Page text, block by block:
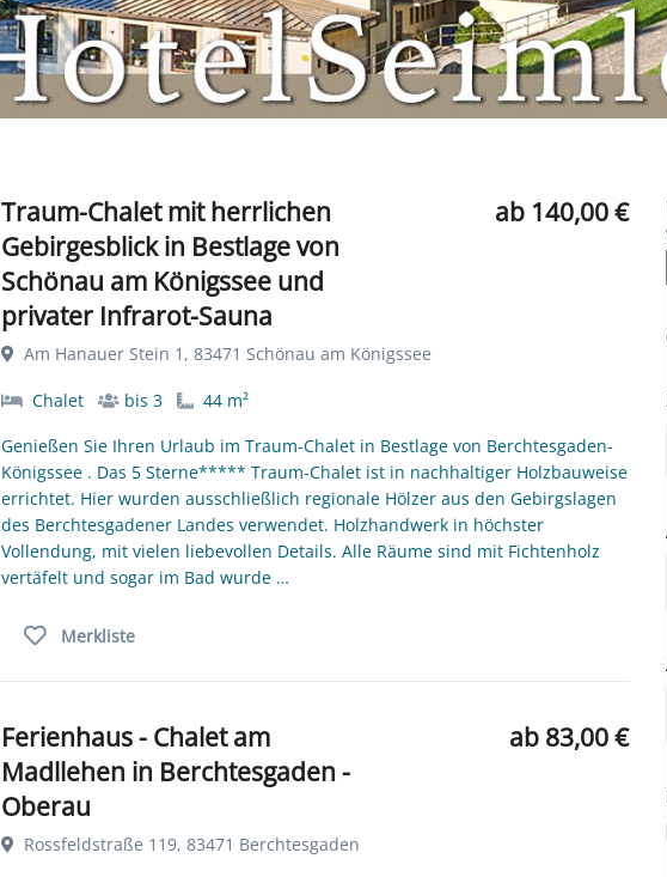
Traum-Chalet mit herrlichen
Gebirgesblick in Bestlage von
Schönau am Königssee und
privater Infrarot-Sauna
ab 140,00 €
Am Hanauer Stein 1, 83471 Schönau am Königssee
Chalet bis 3
44 m²
Genießen Sie Ihren Urlaub im Traum-Chalet in Bestlage von Berchtesgaden-
Königssee . Das 5 Sterne***** Traum-Chalet ist in nachhaltiger Holzbauweise
errichtet. Hier wurden ausschließlich regionale Hölzer aus den Gebirgslagen
des Berchtesgadener Landes verwendet. Holzhandwerk in höchster
Vollendung, mit vielen liebevollen Details. Alle Räume sind mit Fichtenholz
vertäfelt und sogar im Bad wurde …
Merkliste
Ferienhaus - Chalet am
Madllehen in Berchtesgaden -
Oberau
ab 83,00 €
Rossfeldstraße 119, 83471 Berchtesgaden